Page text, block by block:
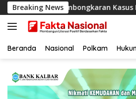
Langsung
ke
konten
Breaking News
Pembongkaran Kasus Febrie
Beranda Nasional Polkam